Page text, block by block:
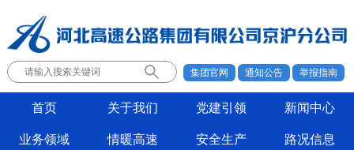
集团官网 通知公告 举报指南
首页 关于我们 党建引领 新闻中心
业务领域 情暖高速 安全生产 路况信息